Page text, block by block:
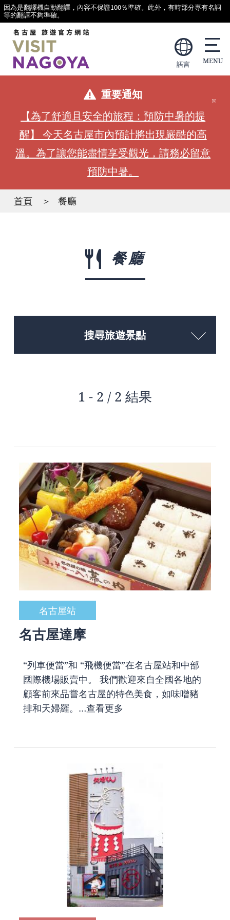
因為是翻譯機自動翻譯，內容不保證100％準確。此外，有時部分專有名詞
等的翻譯不夠準確。
語言
重要通知
【為了舒適且安全的旅程：預防中暑的提
醒】 今天名古屋市內預計將出現嚴酷的高
溫。為了讓您能盡情享受觀光，請務必留意
預防中暑。
首頁 餐廳
餐廳
搜尋旅遊景點
1 - 2 / 2 結果
名古屋站
名古屋達摩
“列車便當”和 “飛機便當”在名古屋站和中部
國際機場販賣中。 我們歡迎來自全國各地的
顧客前來品嘗名古屋的特色美食，如味噌豬
排和天婦羅。…查看更多